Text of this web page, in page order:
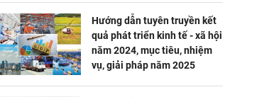
Hướng dẫn tuyên truyền kết
quả phát triển kinh tế - xã hội
năm 2024, mục tiêu, nhiệm
vụ, giải pháp năm 2025